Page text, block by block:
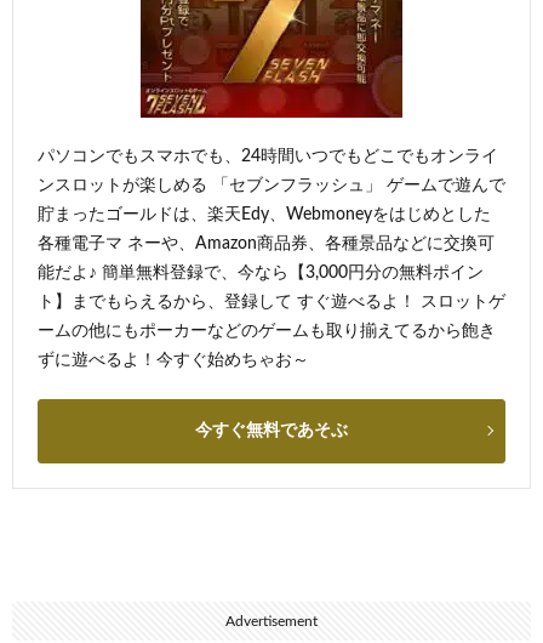
パソコンでもスマホでも、24時間いつでもどこでもオンライ
ンスロットが楽しめる 「セブンフラッシュ」 ゲームで遊んで
貯まったゴールドは、楽天Edy、Webmoneyをはじめとした
各種電子マ ネーや、Amazon商品券、各種景品などに交換可
能だよ♪ 簡単無料登録で、今なら【3,000円分の無料ポイン
ト】までもらえるから、登録して すぐ遊べるよ！ スロットゲ
ームの他にもポーカーなどのゲームも取り揃えてるから飽き
ずに遊べるよ！今すぐ始めちゃお～
今すぐ無料であそぶ
Advertisement